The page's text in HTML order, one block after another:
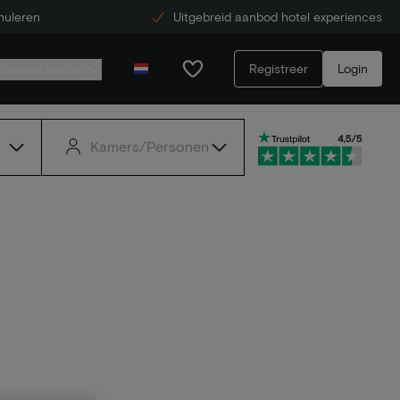
Uitgebreid aanbod hotel experiences
Registreer Login
Kamers/Personen